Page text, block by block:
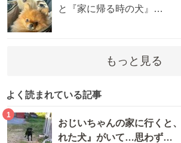
と『家に帰る時の犬』…
もっと見る
よく読まれている記事
1
おじいちゃんの家に行くと
れた犬』がいて…思わず…